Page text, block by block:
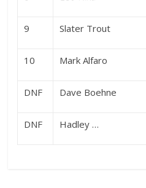
9 Slater Trout
10 Mark Alfaro
DNF Dave Boehne
DNF Hadley …